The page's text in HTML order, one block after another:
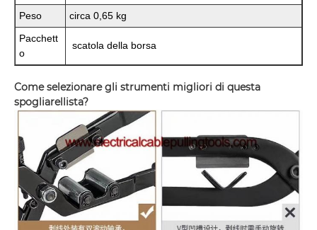
Peso
circa 0,65 kg
Pacchett
o
scatola della borsa
Come selezionare gli strumenti migliori di questa
spogliarellista?